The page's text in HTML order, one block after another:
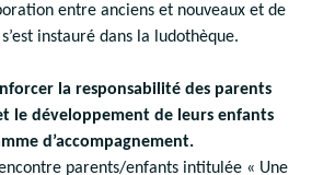
entre anciens et nouveaux et de
instauré dans la ludothèque.
la responsabilité des parents
le développement de leurs enfants
d’accompagnement.
parents/enfants intitulée « Une